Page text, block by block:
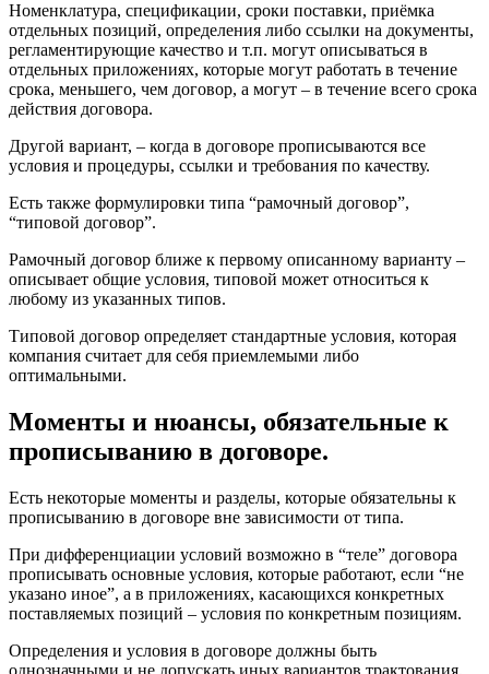
Номенклатура, спецификации, сроки поставки, приёмка
отдельных позиций, определения либо ссылки на документы,
регламентирующие качество и т.п. могут описываться в
отдельных приложениях, которые могут работать в течение
срока, меньшего, чем договор, а могут – в течение всего срока
действия договора.
Другой вариант, – когда в договоре прописываются все
условия и процедуры, ссылки и требования по качеству.
Есть также формулировки типа “рамочный договор”,
“типовой договор”.
Рамочный договор ближе к первому описанному варианту –
описывает общие условия, типовой может относиться к
любому из указанных типов.
Типовой договор определяет стандартные условия, которая
компания считает для себя приемлемыми либо
оптимальными.
Моменты и нюансы, обязательные к
прописыванию в договоре.
Есть некоторые моменты и разделы, которые обязательны к
прописыванию в договоре вне зависимости от типа.
При дифференциации условий возможно в “теле” договора
прописывать основные условия, которые работают, если “не
указано иное”, а в приложениях, касающихся конкретных
поставляемых позиций – условия по конкретным позициям.
Определения и условия в договоре должны быть